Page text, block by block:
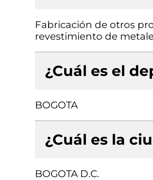
Fabricación de otros
revestimiento de
¿Cuál es el
BOGOTA
¿Cuál es la
BOGOTA D.C.